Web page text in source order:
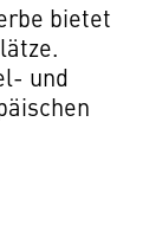
bietet
und